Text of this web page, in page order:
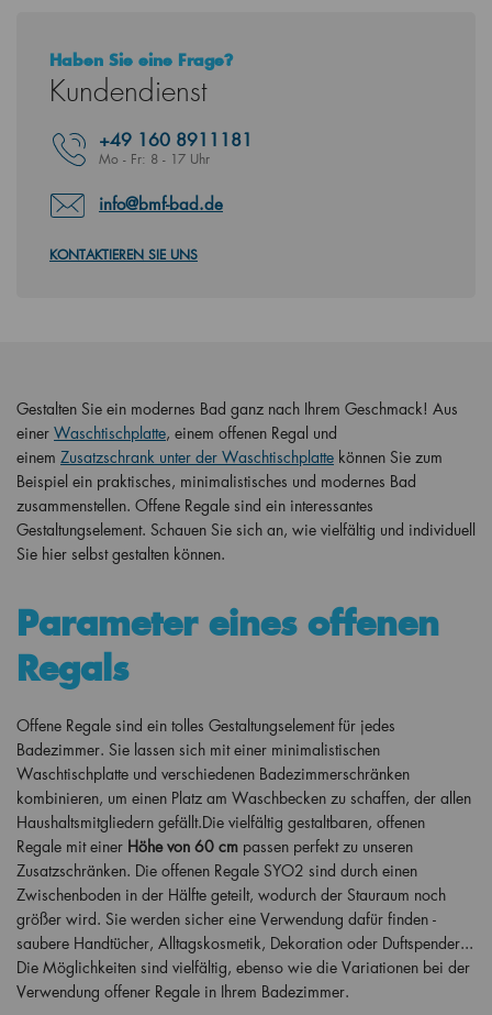
Haben Sie eine Frage?
Kundendienst
+49 160 8911181
Mo - Fr: 8 - 17 Uhr
info@bmf-bad.de
KONTAKTIEREN SIE UNS
Gestalten Sie ein modernes Bad ganz nach Ihrem Geschmack! Aus
einer Waschtischplatte, einem offenen Regal und
einem Zusatzschrank unter der Waschtischplatte können Sie zum
Beispiel ein praktisches, minimalistisches und modernes Bad
zusammenstellen. Offene Regale sind ein interessantes
Gestaltungselement. Schauen Sie sich an, wie vielfältig und individuell
Sie hier selbst gestalten können.
Parameter eines offenen
Regals
Offene Regale sind ein tolles Gestaltungselement für jedes
Badezimmer. Sie lassen sich mit einer minimalistischen
Waschtischplatte und verschiedenen Badezimmerschränken
kombinieren, um einen Platz am Waschbecken zu schaffen, der allen
Haushaltsmitgliedern gefällt.Die vielfältig gestaltbaren, offenen
Regale mit einer Höhe von 60 cm passen perfekt zu unseren
Zusatzschränken. Die offenen Regale SYO2 sind durch einen
Zwischenboden in der Hälfte geteilt, wodurch der Stauraum noch
größer wird. Sie werden sicher eine Verwendung dafür finden -
saubere Handtücher, Alltagskosmetik, Dekoration oder Duftspender...
Die Möglichkeiten sind vielfältig, ebenso wie die Variationen bei der
Verwendung offener Regale in Ihrem Badezimmer.